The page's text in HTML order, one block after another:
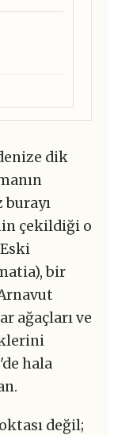
dik
burayı
çekildiği o
bir
ağaçları ve
hala
değil;